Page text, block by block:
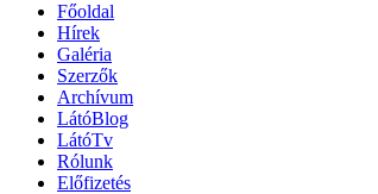
Főoldal
Hírek
Galéria
Szerzők
Archívum
LátóBlog
LátóTv
Rólunk
Előfizetés